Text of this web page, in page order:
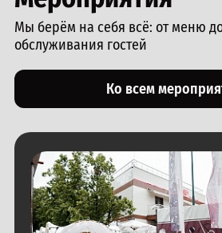
Мы берём на себя всё: от меню
обслуживания гостей
Ко всем